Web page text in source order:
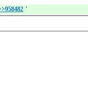
'